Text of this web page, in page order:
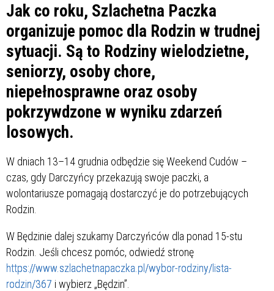
Jak co roku, Szlachetna Paczka
organizuje pomoc dla Rodzin w trudnej
sytuacji. Są to Rodziny wielodzietne,
seniorzy, osoby chore,
niepełnosprawne oraz osoby
pokrzywdzone w wyniku zdarzeń
losowych.
W dniach 13–14 grudnia odbędzie się Weekend Cudów –
czas, gdy Darczyńcy przekazują swoje paczki, a
wolontariusze pomagają dostarczyć je do potrzebujących
Rodzin.
W Będzinie dalej szukamy Darczyńców dla ponad 15-stu
Rodzin. Jeśli chcesz pomóc, odwiedź stronę
https://www.szlachetnapaczka.pl/wybor-rodziny/lista-
rodzin/367 i wybierz „Będzin”.